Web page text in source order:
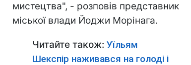
мистецтва", - розповів представник
міської влади Йоджи Морінага.
Читайте також: Уїльям
Шекспір наживався на голоді і